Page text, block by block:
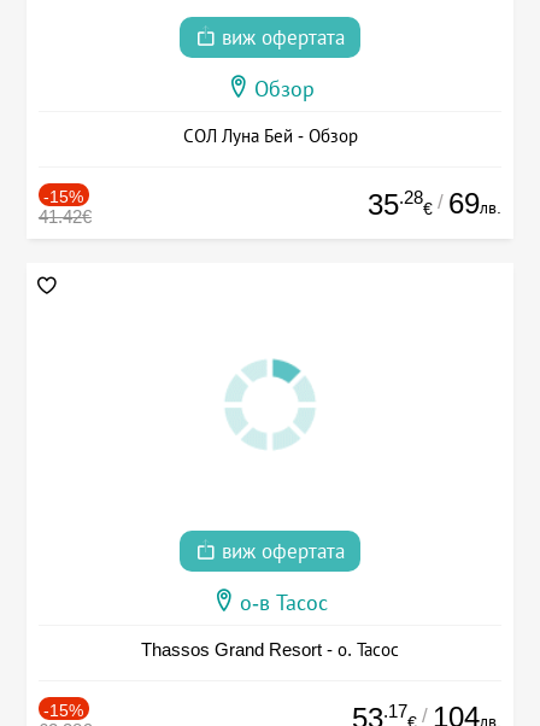
виж офертата
Обзор
СОЛ Луна Бей - Обзор
-15%
41.42€ 35.28
€ / 69лв.
виж офертата
о-в Тасос
Thassos Grand Resort - о. Тасос
-15% 53.17 / 104лв.